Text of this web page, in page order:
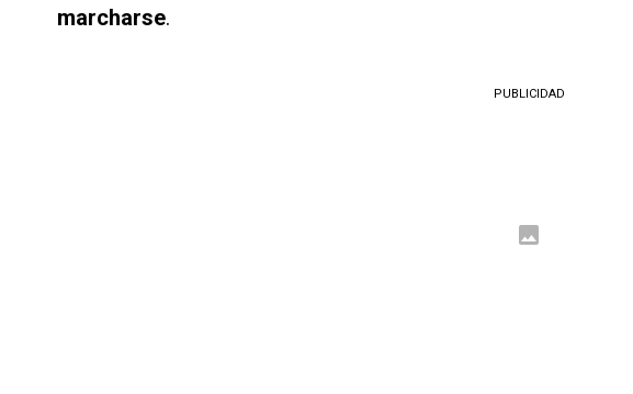
marcharse.
PUBLICIDAD